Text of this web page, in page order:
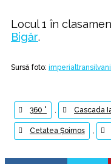
Locul 1 în
Bigăr.
Sursă foto:
360 ° , Cascada
Cetatea Șoimoș ,